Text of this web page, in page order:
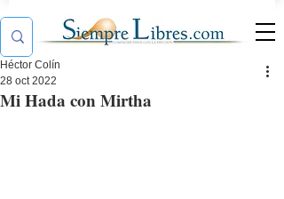
Mi Hada con Mirtha
Héctor Colín
28 oct 2022